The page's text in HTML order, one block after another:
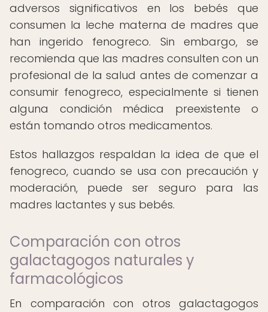
adversos significativos en los bebés que
consumen la leche materna de madres que
han ingerido fenogreco. Sin embargo, se
recomienda que las madres consulten con un
profesional de la salud antes de comenzar a
consumir fenogreco, especialmente si tienen
alguna condición médica preexistente o
están tomando otros medicamentos.
Estos hallazgos respaldan la idea de que el
fenogreco, cuando se usa con precaución y
moderación, puede ser seguro para las
madres lactantes y sus bebés.
Comparación con otros
galactagogos naturales y
farmacológicos
En comparación con otros galactagogos